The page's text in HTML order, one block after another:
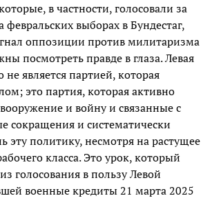
в частности, голосовали за
выборах в Бундестаг,
оппозиции против милитаризма
посмотреть правде в глаза. Левая
не является партией, которая
это партия, которая активно
и войну и связанные с
сокращения и систематически
эту политику, несмотря на растущее
класса. Это урок, который
голосования в пользу Левой
военные кредиты 21 марта 2025